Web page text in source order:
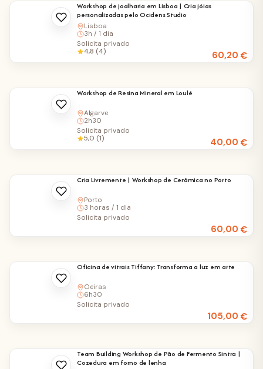
Workshop de joalharia em Lisboa | Cria jóias
personalizadas pelo Ocidens Studio
Lisboa
3h / 1 dia
60,20€
Solicita privado
4,8 (4)
Workshop de Resina Mineral em Loulé
Algarve
2h30
40,00€
Solicita privado
5,0 (1)
Cria Livremente | Workshop de Cerâmica no Porto
Porto
3 horas / 1 dia
60,00€
Solicita privado
Oficina de vitrais Tiffany: Transforma a luz em arte
Oeiras
6h30
105,00€
Solicita privado
Team Building Workshop de Pão de Fermento Sintra |
Cozedura em forno de lenha